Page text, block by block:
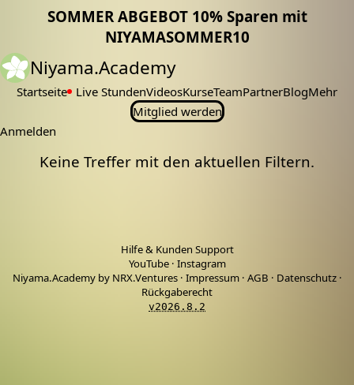
SOMMER ABGEBOT 10% Sparen mit
NIYAMASOMMER10
Niyama.Academy
Startseite Live StundenVideosKurseTeamPartnerBlogMehr
Mitglied werden
Anmelden
Keine Treffer mit den aktuellen Filtern.
Hilfe & Kunden Support
YouTube · Instagram
Niyama.Academy by NRX.Ventures · Impressum· AGB · Datenschutz·
Rückgaberecht
v2026.8.2